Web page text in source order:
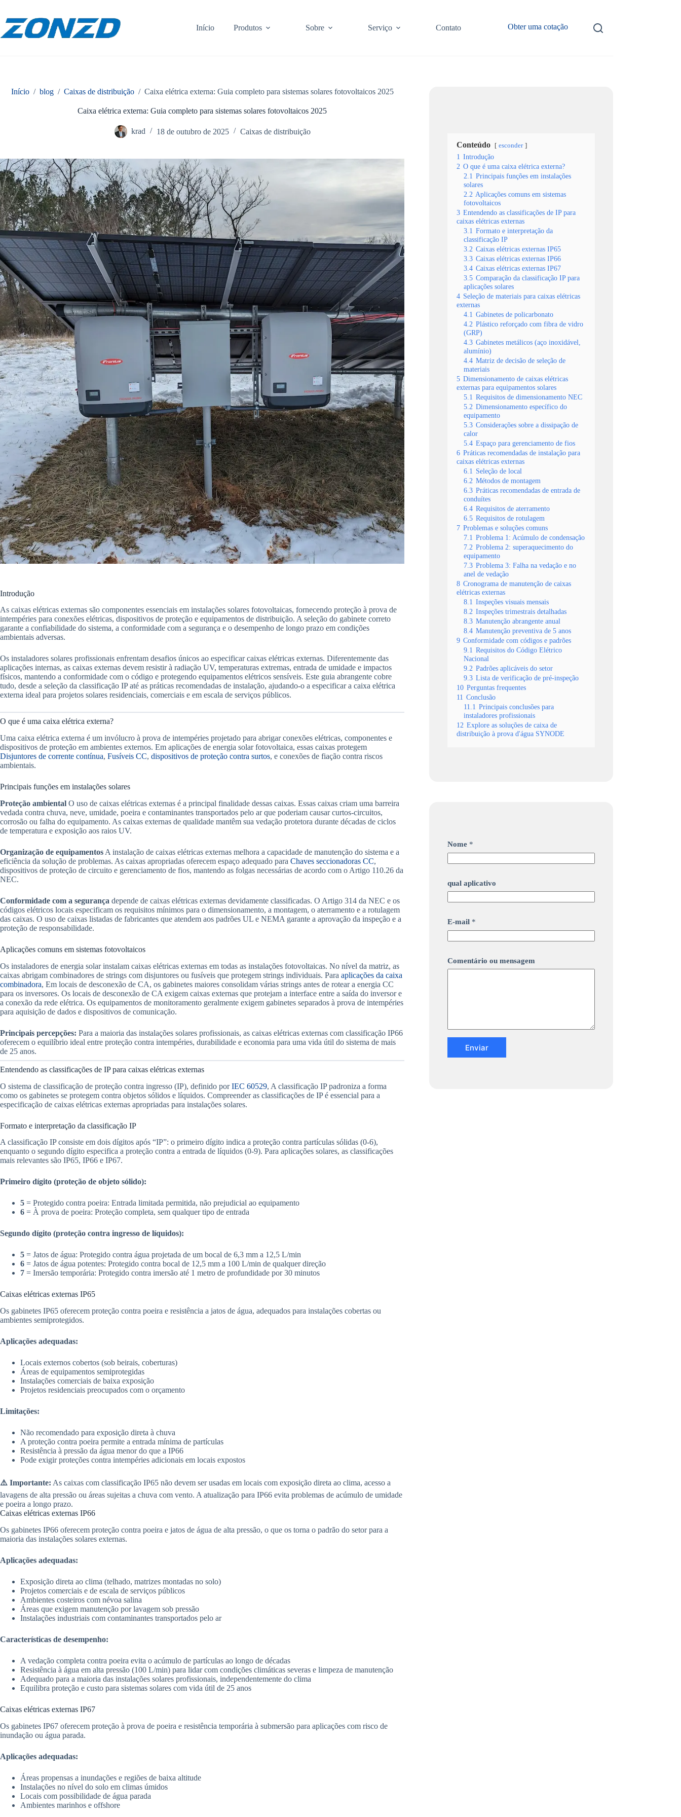
conteúdo
Início Produtos Sobre Serviço Contato Obter uma cotação
Início / blog / Caixas de distribuição / Caixa elétrica externa: Guia completo para sistemas solares fotovoltaicos 2025
Caixa elétrica externa: Guia completo para sistemas solares fotovoltaicos 2025
krad 18 de outubro de 2025 Caixas de distribuição
Introdução
As caixas elétricas externas são componentes essenciais em instalações solares fotovoltaicas, fornecendo proteção à prova de
intempéries para conexões elétricas, dispositivos de proteção e equipamentos de distribuição. A seleção do gabinete correto
garante a confiabilidade do sistema, a conformidade com a segurança e o desempenho de longo prazo em condições
ambientais adversas.
Os instaladores solares profissionais enfrentam desafios únicos ao especificar caixas elétricas externas. Diferentemente das
aplicações internas, as caixas externas devem resistir à radiação UV, temperaturas extremas, entrada de umidade e impactos
físicos, mantendo a conformidade com o código e protegendo equipamentos elétricos sensíveis. Este guia abrangente cobre
tudo, desde a seleção da classificação IP até as práticas recomendadas de instalação, ajudando-o a especificar a caixa elétrica
externa ideal para projetos solares residenciais, comerciais e em escala de serviços públicos.
O que é uma caixa elétrica externa?
Uma caixa elétrica externa é um invólucro à prova de intempéries projetado para abrigar conexões elétricas, componentes e
dispositivos de proteção em ambientes externos. Em aplicações de energia solar fotovoltaica, essas caixas protegem
Disjuntores de corrente contínua, Fusíveis CC, dispositivos de proteção contra surtos, e conexões de fiação contra riscos
ambientais.
Principais funções em instalações solares
Proteção ambiental O uso de caixas elétricas externas é a principal finalidade dessas caixas. Essas caixas criam uma barreira
vedada contra chuva, neve, umidade, poeira e contaminantes transportados pelo ar que poderiam causar curtos-circuitos,
corrosão ou falha do equipamento. As caixas externas de qualidade mantêm sua vedação protetora durante décadas de ciclos
de temperatura e exposição aos raios UV.
Organização de equipamentos A instalação de caixas elétricas externas melhora a capacidade de manutenção do sistema e a
eficiência da solução de problemas. As caixas apropriadas oferecem espaço adequado para Chaves seccionadoras CC,
dispositivos de proteção de circuito e gerenciamento de fios, mantendo as folgas necessárias de acordo com o Artigo 110.26 da
NEC.
Conformidade com a segurança depende de caixas elétricas externas devidamente classificadas. O Artigo 314 da NEC e os
códigos elétricos locais especificam os requisitos mínimos para o dimensionamento, a montagem, o aterramento e a rotulagem
das caixas. O uso de caixas listadas de fabricantes que atendem aos padrões UL e NEMA garante a aprovação da inspeção e a
proteção de responsabilidade.
Aplicações comuns em sistemas fotovoltaicos
Os instaladores de energia solar instalam caixas elétricas externas em todas as instalações fotovoltaicas. No nível da matriz, as
caixas abrigam combinadores de strings com disjuntores ou fusíveis que protegem strings individuais. Para aplicações da caixa
combinadora, Em locais de desconexão de CA, os gabinetes maiores consolidam várias strings antes de rotear a energia CC
para os inversores. Os locais de desconexão de CA exigem caixas externas que protejam a interface entre a saída do inversor e
a conexão da rede elétrica. Os equipamentos de monitoramento geralmente exigem gabinetes separados à prova de intempéries
para aquisição de dados e dispositivos de comunicação.
Principais percepções: Para a maioria das instalações solares profissionais, as caixas elétricas externas com classificação IP66
oferecem o equilíbrio ideal entre proteção contra intempéries, durabilidade e economia para uma vida útil do sistema de mais
de 25 anos.
Entendendo as classificações de IP para caixas elétricas externas
O sistema de classificação de proteção contra ingresso (IP), definido porIEC 60529, A classificação IP padroniza a forma
como os gabinetes se protegem contra objetos sólidos e líquidos. Compreender as classificações de IP é essencial para a
especificação de caixas elétricas externas apropriadas para instalações solares.
Formato e interpretação da classificação IP
A classificação IP consiste em dois dígitos após “IP”: o primeiro dígito indica a proteção contra partículas sólidas (0-6),
enquanto o segundo dígito especifica a proteção contra a entrada de líquidos (0-9). Para aplicações solares, as classificações
mais relevantes são IP65, IP66 e IP67.
Primeiro dígito (proteção de objeto sólido):
5 = Protegido contra poeira: Entrada limitada permitida, não prejudicial ao equipamento
6 = À prova de poeira: Proteção completa, sem qualquer tipo de entrada
Segundo dígito (proteção contra ingresso de líquidos):
5 = Jatos de água: Protegido contra água projetada de um bocal de 6,3 mm a 12,5 L/min
6 = Jatos de água potentes: Protegido contra bocal de 12,5 mm a 100 L/min de qualquer direção
7 = Imersão temporária: Protegido contra imersão até 1 metro de profundidade por 30 minutos
Caixas elétricas externas IP65
Os gabinetes IP65 oferecem proteção contra poeira e resistência a jatos de água, adequados para instalações cobertas ou
ambientes semiprotegidos.
Aplicações adequadas:
Locais externos cobertos (sob beirais, coberturas)
Áreas de equipamentos semiprotegidas
Instalações comerciais de baixa exposição
Projetos residenciais preocupados com o orçamento
Limitações:
Não recomendado para exposição direta à chuva
A proteção contra poeira permite a entrada mínima de partículas
Resistência à pressão da água menor do que a IP66
Pode exigir proteções contra intempéries adicionais em locais expostos
⚠️ Importante: As caixas com classificação IP65 não devem ser usadas em locais com exposição direta ao clima, acesso a
lavagens de alta pressão ou áreas sujeitas a chuva com vento. A atualização para IP66 evita problemas de acúmulo de umidade
e poeira a longo prazo.
Caixas elétricas externas IP66
Os gabinetes IP66 oferecem proteção contra poeira e jatos de água de alta pressão, o que os torna o padrão do setor para a
maioria das instalações solares externas.
Aplicações adequadas:
Exposição direta ao clima (telhado, matrizes montadas no solo)
Projetos comerciais e de escala de serviços públicos
Ambientes costeiros com névoa salina
Áreas que exigem manutenção por lavagem sob pressão
Instalações industriais com contaminantes transportados pelo ar
Características de desempenho:
A vedação completa contra poeira evita o acúmulo de partículas ao longo de décadas
Resistência à água em alta pressão (100 L/min) para lidar com condições climáticas severas e limpeza de manutenção
Adequado para a maioria das instalações solares profissionais, independentemente do clima
Equilibra proteção e custo para sistemas solares com vida útil de 25 anos
Caixas elétricas externas IP67
Os gabinetes IP67 oferecem proteção à prova de poeira e resistência temporária à submersão para aplicações com risco de
inundação ou água parada.
Aplicações adequadas:
Áreas propensas a inundações e regiões de baixa altitude
Instalações no nível do solo em climas úmidos
Locais com possibilidade de água parada
Ambientes marinhos e offshore
Conteúdo esconder
1 Introdução
2 O que é uma caixa elétrica externa?
2.1 Principais funções em instalações
solares
2.2 Aplicações comuns em sistemas
fotovoltaicos
3 Entendendo as classificações de IP para
caixas elétricas externas
3.1 Formato e interpretação da
classificação IP
3.2 Caixas elétricas externas IP65
3.3 Caixas elétricas externas IP66
3.4 Caixas elétricas externas IP67
3.5 Comparação da classificação IP para
aplicações solares
4 Seleção de materiais para caixas elétricas
externas
4.1 Gabinetes de policarbonato
4.2 Plástico reforçado com fibra de vidro
(GRP)
4.3 Gabinetes metálicos (aço inoxidável,
alumínio)
4.4 Matriz de decisão de seleção de
materiais
5 Dimensionamento de caixas elétricas
externas para equipamentos solares
5.1 Requisitos de dimensionamento NEC
5.2 Dimensionamento específico do
equipamento
5.3 Considerações sobre a dissipação de
calor
5.4 Espaço para gerenciamento de fios
6 Práticas recomendadas de instalação para
caixas elétricas externas
6.1 Seleção de local
6.2 Métodos de montagem
6.3 Práticas recomendadas de entrada de
conduítes
6.4 Requisitos de aterramento
6.5 Requisitos de rotulagem
7 Problemas e soluções comuns
7.1 Problema 1: Acúmulo de condensação
7.2 Problema 2: superaquecimento do
equipamento
7.3 Problema 3: Falha na vedação e no
anel de vedação
8 Cronograma de manutenção de caixas
elétricas externas
8.1 Inspeções visuais mensais
8.2 Inspeções trimestrais detalhadas
8.3 Manutenção abrangente anual
8.4 Manutenção preventiva de 5 anos
9 Conformidade com códigos e padrões
9.1 Requisitos do Código Elétrico
Nacional
9.2 Padrões aplicáveis do setor
9.3 Lista de verificação de pré-inspeção
10 Perguntas frequentes
11 Conclusão
11.1 Principais conclusões para
instaladores profissionais
12 Explore as soluções de caixa de
distribuição à prova d'água SYNODE
Nome *
qual aplicativo
e
n
s
g
e
E-mail *
Comentário ou mensagem
Enviar